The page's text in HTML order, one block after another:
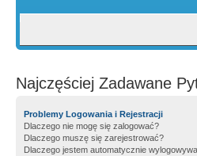
Najczęściej Zadawane
Problemy Logowania i Rejestracji
Dlaczego nie mogę się zalogować?
Dlaczego muszę się zarejestrować?
Dlaczego jestem automatycznie